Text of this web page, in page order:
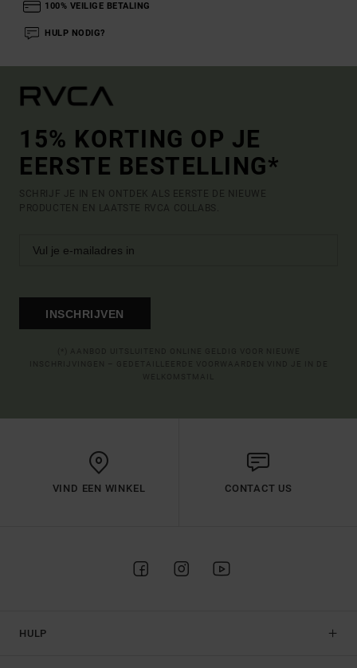
100% VEILIGE BETALING
HULP NODIG?
15% KORTING OP JE
EERSTE BESTELLING*
SCHRIJF JE IN EN ONTDEK ALS EERSTE DE NIEUWE
PRODUCTEN EN LAATSTE RVCA COLLABS.
INSCHRIJVEN
VIND EEN WINKEL CONTACT US
HULP